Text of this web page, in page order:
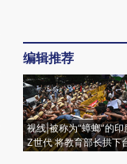
编辑推荐
视线|被称为“蟑螂”的印
Z世代 将教育部长拱下